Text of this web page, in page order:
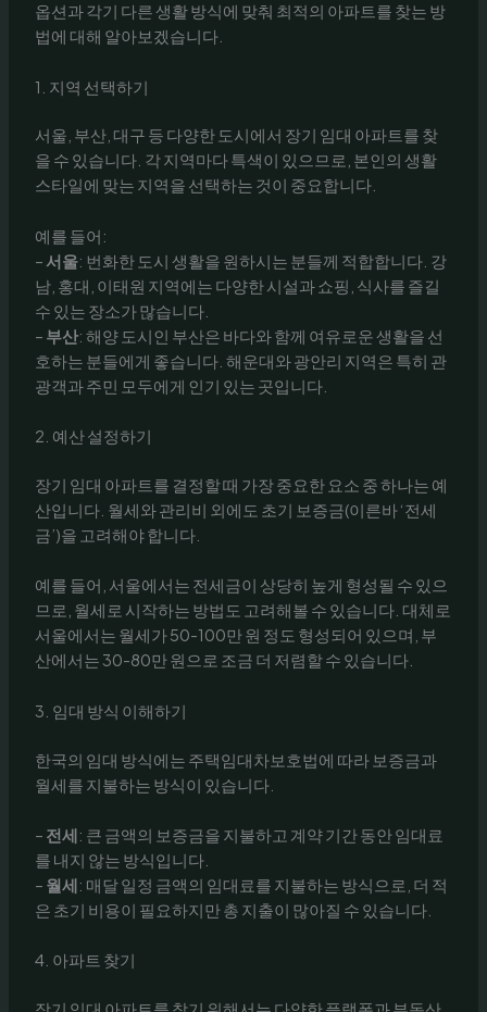
옵션과 각기 다른 생활 방식에 맞춰 최적의 아파트를 찾는 방
법에 대해 알아보겠습니다.
1. 지역 선택하기
서울, 부산, 대구 등 다양한 도시에서 장기 임대 아파트를 찾
을 수 있습니다. 각 지역마다 특색이 있으므로, 본인의 생활
스타일에 맞는 지역을 선택하는 것이 중요합니다.
예를 들어:
–서울: 번화한 도시 생활을 원하시는 분들께 적합합니다. 강
남, 홍대, 이태원 지역에는 다양한 시설과 쇼핑, 식사를 즐길
수 있는 장소가 많습니다.
– 부산: 해양 도시인 부산은 바다와 함께 여유로운 생활을 선
호하는 분들에게 좋습니다. 해운대와 광안리 지역은 특히 관
광객과 주민 모두에게 인기 있는 곳입니다.
2. 예산 설정하기
장기 임대 아파트를 결정할 때 가장 중요한 요소 중 하나는 예
산입니다. 월세와 관리비 외에도 초기 보증금(이른바 ‘전세
금’)을 고려해야 합니다.
예를 들어, 서울에서는 전세금이 상당히 높게 형성될 수 있으
므로, 월세로 시작하는 방법도 고려해볼 수 있습니다. 대체로
서울에서는 월세가 50-100만 원 정도 형성되어 있으며, 부
산에서는 30-80만 원으로 조금 더 저렴할 수 있습니다.
3. 임대 방식 이해하기
한국의 임대 방식에는 주택임대차보호법에 따라 보증금과
월세를 지불하는 방식이 있습니다.
– 전세: 큰 금액의 보증금을 지불하고 계약 기간 동안 임대료
를 내지 않는 방식입니다.
– 월세: 매달 일정 금액의 임대료를 지불하는 방식으로, 더 적
은 초기 비용이 필요하지만 총 지출이 많아질 수 있습니다.
4. 아파트 찾기